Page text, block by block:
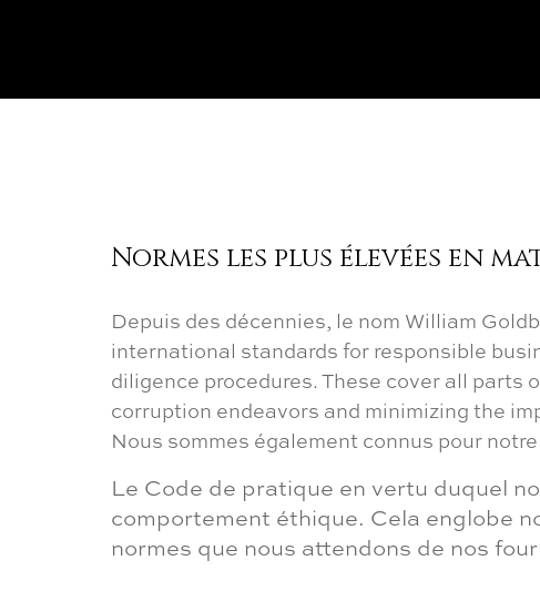
Normes les plus élevées en
Depuis des décennies, le nom William
international standards for responsible
diligence procedures. These cover all parts
corruption endeavors and minimizing the
Nous sommes également connus pour
Le Code de pratique en vertu duquel
comportement éthique. Cela englobe
normes que nous attendons de nos